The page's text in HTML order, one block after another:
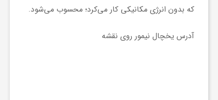
که بدون انرژی مکانیکی کار می‌کرد؛ محسوب می‌شود.
آدرس یخچال نیمور روی نقشه